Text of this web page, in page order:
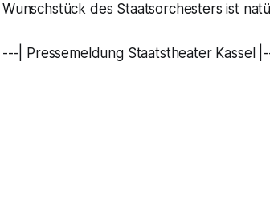
Wunschstück des Staatsorchesters ist
---| Pressemeldung Staatstheater Kassel